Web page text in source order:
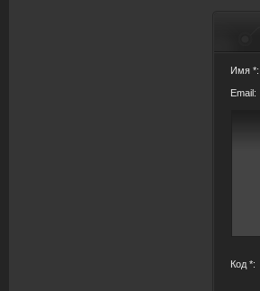
Имя *:
Email:
Код *: